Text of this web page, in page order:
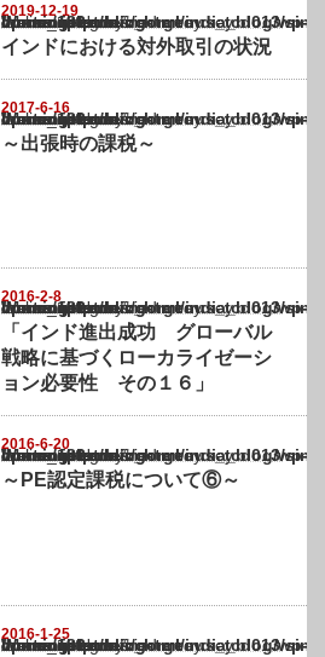
2019-12-19
Warning
: Undefined array key "show_category" in
/home/netst/kuno-cpa.co.jp/public_html/india_blog/wp-content/themes/
on line183
インドにおける対外取引の状況
2017-6-16
Warning
: Undefined array key "show_category" in
/home/netst/kuno-cpa.co.jp/public_html/india_blog/wp-content/themes/
on line183
～出張時の課税～
2016-2-8
Warning
: Undefined array key "show_category" in
/home/netst/kuno-cpa.co.jp/public_html/india_blog/wp-content/themes/
on line183
「インド進出成功 グローバル
戦略に基づくローカライゼーシ
ョン必要性 その１６」
2016-6-20
Warning
: Undefined array key "show_category" in
/home/netst/kuno-cpa.co.jp/public_html/india_blog/wp-content/themes/
on line183
～PE認定課税について⑥～
2016-1-25
Warning
: Undefined array key "show_category" in
/home/netst/kuno-cpa.co.jp/public_html/india_blog/wp-content/themes/
on line183